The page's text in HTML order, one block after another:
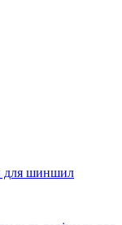
для шиншил